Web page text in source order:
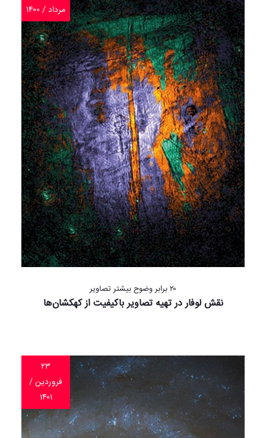
مرداد / ۱۴۰۰
۲۰ برابر وضوح بیشتر تصاویر
نقش لوفار در تهیه تصاویر باکیفیت از کهکشان‌ها
۲۳
فروردین /
۱۴۰۱